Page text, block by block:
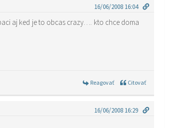
16/06/2008 16:04
aj ked je to obcas crazy…. kto chce doma
Reagovať Citovať
16/06/2008 16:29